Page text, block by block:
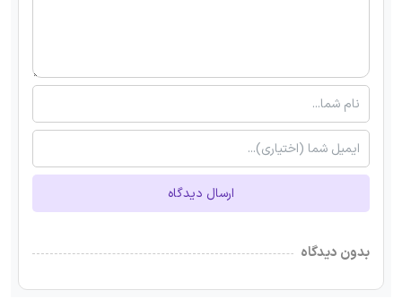
ارسال دیدگاه
بدون دیدگاه